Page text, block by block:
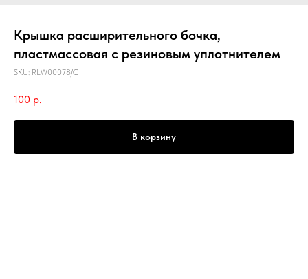
Крышка расширительного бочка,
пластмассовая с резиновым уплотнителем
SKU: RLW00078/C
100 р.
В корзину